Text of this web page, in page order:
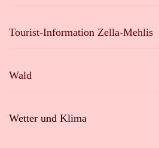
Tourist-Information Zella-Mehlis
Wald
Wetter und Klima